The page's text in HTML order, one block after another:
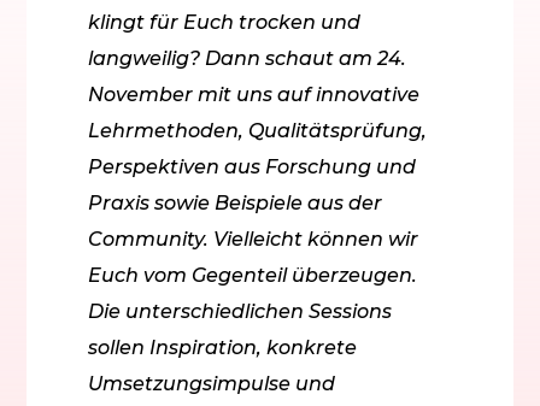
klingt für Euch trocken und
langweilig? Dann schaut am 24.
November mit uns auf innovative
Lehrmethoden, Qualitätsprüfung,
Perspektiven aus Forschung und
Praxis sowie Beispiele aus der
Community. Vielleicht können wir
Euch vom Gegenteil überzeugen.
Die unterschiedlichen Sessions
sollen Inspiration, konkrete
Umsetzungsimpulse und